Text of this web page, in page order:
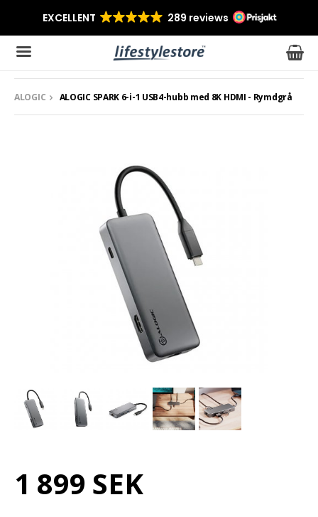
Produkten har blivit tillagd i varukorgen
ALOGIC ALOGIC SPARK 6-i-1 USB4-hubb med 8K HDMI - Rymdgrå
1 899 SEK